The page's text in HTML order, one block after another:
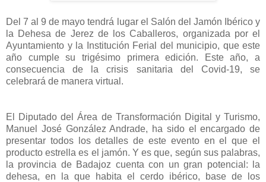
Del 7 al 9 de mayo tendrá lugar el Salón del Jamón Ibérico y
la Dehesa de Jerez de los Caballeros, organizada por el
Ayuntamiento y la Institución Ferial del municipio, que este
año cumple su trigésimo primera edición. Este año, a
consecuencia de la crisis sanitaria del Covid-19, se
celebrará de manera virtual.
El Diputado del Área de Transformación Digital y Turismo,
Manuel José González Andrade, ha sido el encargado de
presentar todos los detalles de este evento en el que el
producto estrella es el jamón. Y es que, según sus palabras,
la provincia de Badajoz cuenta con un gran potencial: la
dehesa, en la que habita el cerdo ibérico, base de los